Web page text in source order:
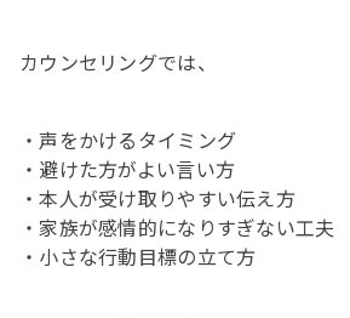
カウンセリングでは、
・声をかけるタイミング
・避けた方がよい言い方
・本人が受け取りやすい伝え方
・家族が感情的になりすぎない工夫
・小さな行動目標の立て方